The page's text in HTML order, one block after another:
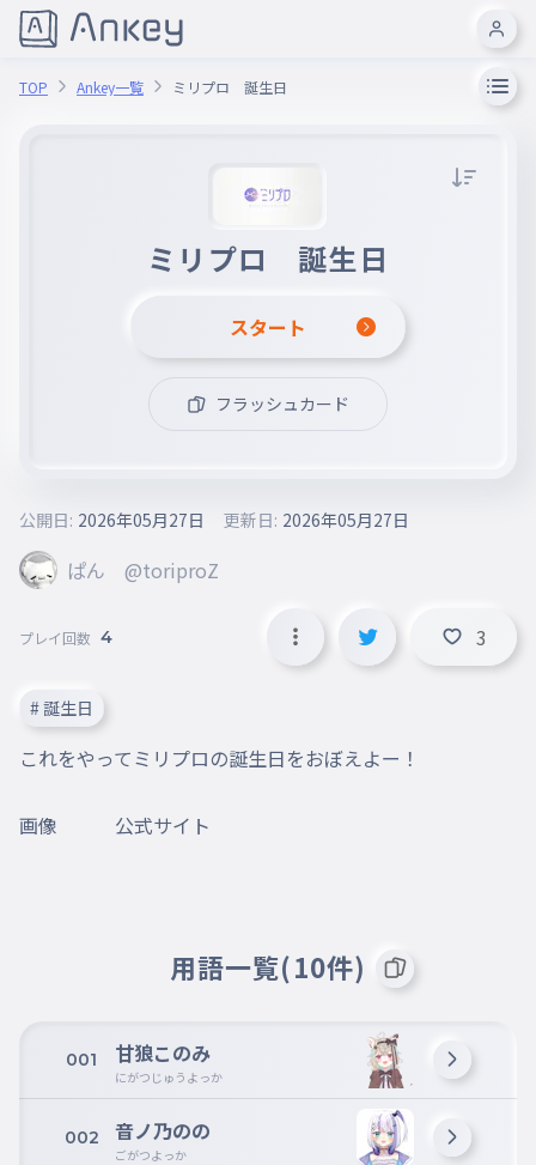
TOP Ankey一覧 ミリプロ 誕生日
ミリプロ 誕生日
スタート
フラッシュカード
ぱん @toriproZ
公開日: 2026年05月27日 更新日: 2026年05月27日
プレイ回数 4 3
# 誕生日
これをやってミリプロの誕生日をおぼえよー！
画像　　　公式サイト
用語一覧(10件)
001 甘狼このみ
にがつじゅうよっか
002 音ノ乃のの
ごがつよっか